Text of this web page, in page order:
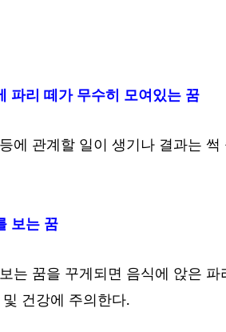
파리 떼가 무수히 모여있는 꿈
에 관계할 일이 생기나 결과는 썩
보는 꿈
는 꿈을 꾸게되면 음식에 앉은
건강에 주의한다.